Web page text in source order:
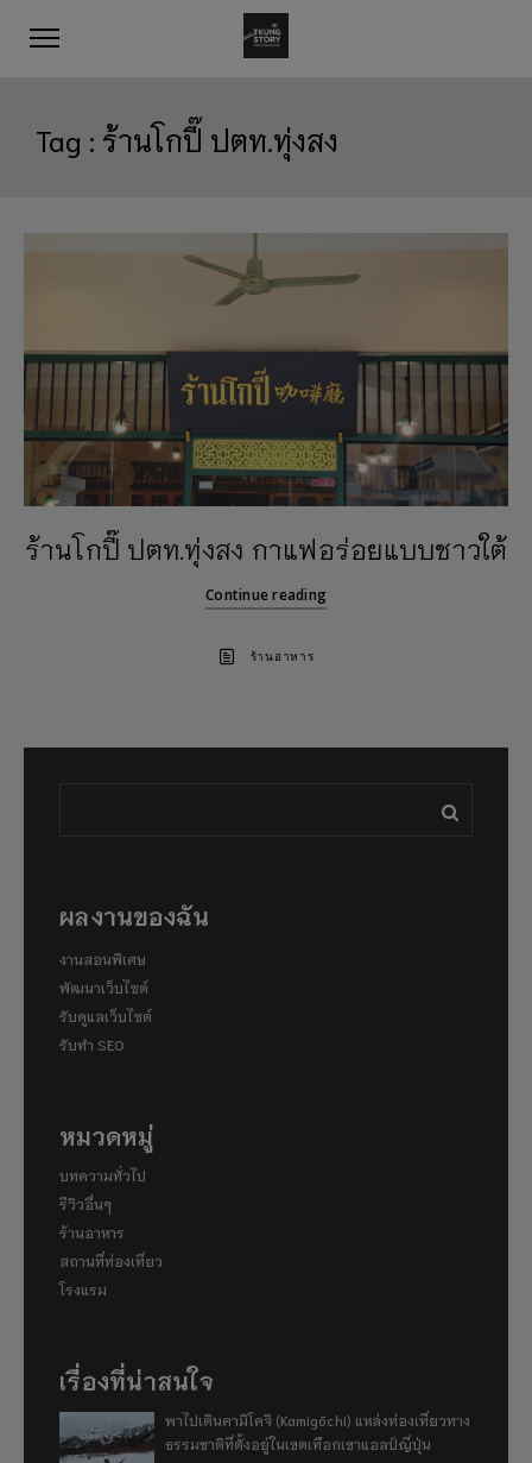
Tag : ร้านโกปี๊ ปตท.ทุ่งสง
ร้านโกปี๊ ปตท.ทุ่งสง กาแฟอร่อยแบบชาวใต้
Continue reading
ร้านอาหาร
ผลงานของฉัน
งานสอนพิเศษ
พัฒนาเว็บไซต์
รับดูแลเว็บไซต์
รับทำ SEO
หมวดหมู่
บทความทั่วไป
รีวิวอื่นๆ
ร้านอาหาร
สถานที่ท่องเที่ยว
โรงแรม
เรื่องที่น่าสนใจ
พาไปเดินคามิโคจิ (Kamigōchi) แหล่งท่องเที่ยวทาง
ธรรมชาติที่ตั้งอยู่ในเขตเทือกเขาแอลป์ญี่ปุ่น